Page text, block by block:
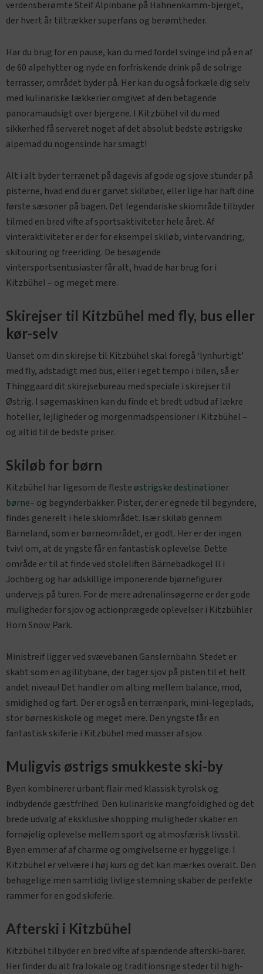
verdensberømte Steif Alpinbane på Hahnenkamm-bjerget,
der hvert år tiltrækker superfans og berømtheder.
Har du brug for en pause, kan du med fordel svinge ind på en af
de 60 alpehytter og nyde en forfriskende drink på de solrige
terrasser, området byder på. Her kan du også forkæle dig selv
med kulinariske lækkerier omgivet af den betagende
panoramaudsigt over bjergene. I Kitzbühel vil du med
sikkerhed få serveret noget af det absolut bedste østrigske
alpemad du nogensinde har smagt!
Alt i alt byder terrænet på dagevis af gode og sjove stunder på
pisterne, hvad end du er garvet skiløber, eller lige har haft dine
første sæsoner på bagen. Det legendariske skiområde tilbyder
tilmed en bred vifte af sportsaktiviteter hele året. Af
vinteraktiviteter er der for eksempel skiløb, vintervandring,
skitouring og freeriding. De besøgende
vintersportsentusiaster får alt, hvad de har brug for i
Kitzbühel – og meget mere.
Skirejser til Kitzbühel med fly, bus eller
kør-selv
Uanset om din skirejse til Kitzbühel skal foregå ‘lynhurtigt’
med fly, adstadigt med bus, eller i eget tempo i bilen, så er
Thinggaard dit skirejsebureau med speciale i skirejser til
Østrig. I søgemaskinen kan du finde et bredt udbud af lækre
hoteller, lejligheder og morgenmadspensioner i Kitzbühel –
og altid til de bedste priser.
Skiløb for børn
Kitzbühel har ligesom de fleste østrigske destinationer
børne– og begynderbakker. Pister, der er egnede til begyndere,
findes generelt i hele skiområdet. Især skiløb gennem
Bärneland, som er børneområdet, er godt. Her er der ingen
tvivl om, at de yngste får en fantastisk oplevelse. Dette
område er til at finde ved stoleliften Bärnebadkogel ll i
Jochberg og har adskillige imponerende bjørnefigurer
undervejs på turen. For de mere adrenalinsøgerne er der gode
muligheder for sjov og actionprægede oplevelser i Kitzbühler
Horn Snow Park.
Ministreif ligger ved svævebanen Ganslernbahn. Stedet er
skabt som en agilitybane, der tager sjov på pisten til et helt
andet niveau! Det handler om alting mellem balance, mod,
smidighed og fart. Der er også en terrænpark, mini-legeplads,
stor børneskiskole og meget mere. Den yngste får en
fantastisk skiferie i Kitzbühel med masser af sjov.
Muligvis østrigs smukkeste ski-by
Byen kombinerer urbant flair med klassisk tyrolsk og
indbydende gæstfrihed. Den kulinariske mangfoldighed og det
brede udvalg af eksklusive shopping muligheder skaber en
fornøjelig oplevelse mellem sport og atmosfærisk livsstil.
Byen emmer af af charme og omgivelserne er hyggelige. I
Kitzbühel er velvære i høj kurs og det kan mærkes overalt. Den
behagelige men samtidig livlige stemning skaber de perfekte
rammer for en god skiferie.
Afterski i Kitzbühel
Kitzbühel tilbyder en bred vifte af spændende afterski-barer.
Her finder du alt fra lokale og traditionsrige steder til high-